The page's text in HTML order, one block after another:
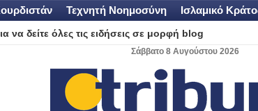
Τεχνητή Νοημοσύνη Ισλαμικό
να δείτε όλες τις ειδήσεις σε μορφή blog
Σάββατο 8 Αυγούστου 2026